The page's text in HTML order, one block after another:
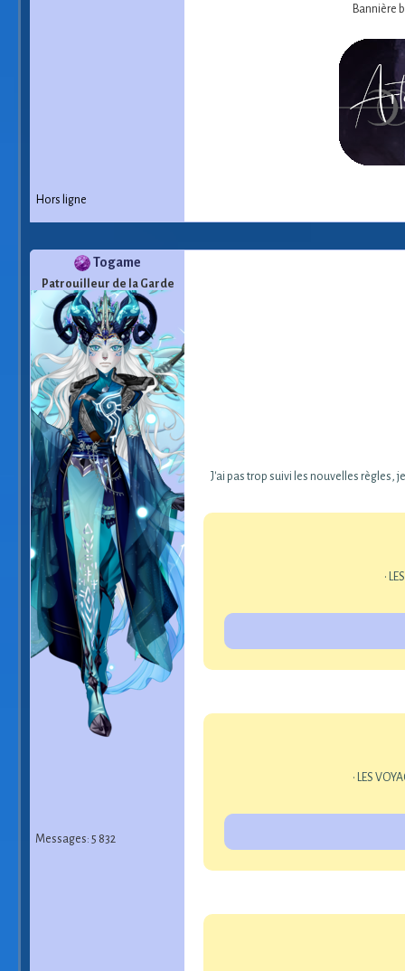
Bannière
Hors ligne
Togame
Patrouilleur de la Garde
Messages: 5 832
J'ai pas trop suivi les nouvelles règles,
•
• LES